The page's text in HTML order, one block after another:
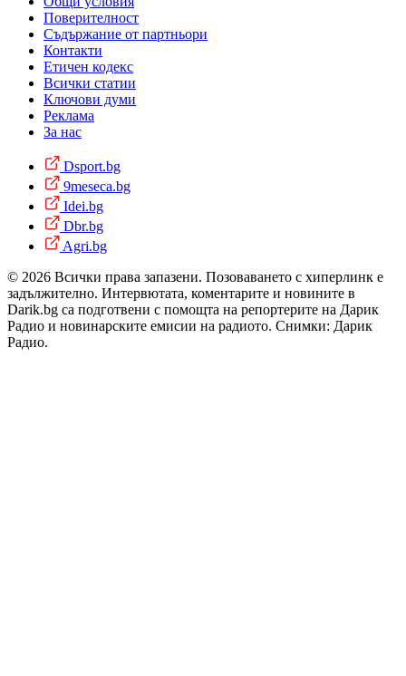
Поверителност
Съдържание от партньори
Контакти
Етичен кодекс
Всички статии
Ключови думи
Реклама
За нас
Dsport.bg
9meseca.bg
Idei.bg
Dbr.bg
Agri.bg
© 2026 Всички права запазени. Позоваването с хиперлинк е
задължително. Интервютата, коментарите и новините в
Darik.bg са подготвени с помощта на репортерите на Дарик
Радио и новинарските емисии на радиото. Снимки: Дарик
Радио.